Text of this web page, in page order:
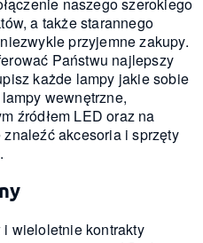
a także starannego
przyjemne zakupy.
Państwu najlepszy
każde lampy jakie sobie
wewnętrzne,
źródłem LED oraz na
akcesoria i sprzęty
i wieloletnie kontrakty